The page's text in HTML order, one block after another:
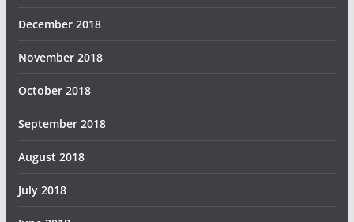
December 2018
November 2018
October 2018
September 2018
August 2018
July 2018